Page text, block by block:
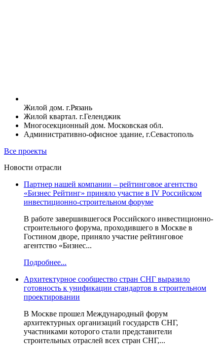
Жилой дом. г.Рязань
Жилой квартал. г.Геленджик
Многосекционный дом. Московская обл.
Административно-офисное здание, г.Севастополь
Все проекты
Новости отрасли
Партнер нашей компании – рейтинговое агентство
«Бизнес Рейтинг» приняло участие в IV Российском
инвестиционно-строительном форуме
В работе завершившегося Российского инвестиционно-
строительного форума, проходившего в Москве в
Гостином дворе, приняло участие рейтинговое
агентство «Бизнес...
Подробнее...
Архитектурное сообщество стран СНГ выразило
готовность к унификации стандартов в строительном
проектировании
В Москве прошел Международный форум
архитектурных организаций государств СНГ,
участниками которого стали представители
строительных отраслей всех стран СНГ,...